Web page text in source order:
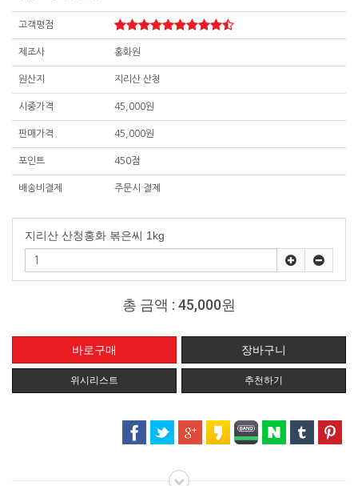
고객평점
제조사 홍화원
원산지 지리산 산청
시중가격 45,000원
판매가격 45,000원
포인트 450점
배송비결제 주문시 결제
지리산 산청홍화 볶은씨 1kg
총 금액 : 45,000원
위시리스트 추천하기